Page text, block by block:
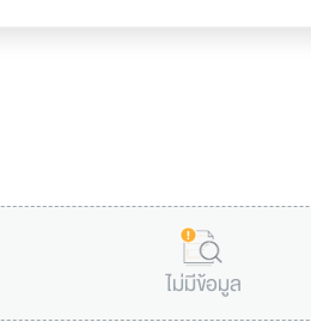
ไม่มีข้อมูล